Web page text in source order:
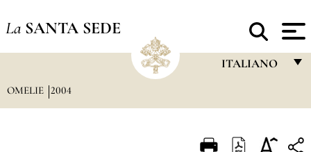
La SANTA SEDE
ITALIANO
ITALIANO
OMELIE 2004